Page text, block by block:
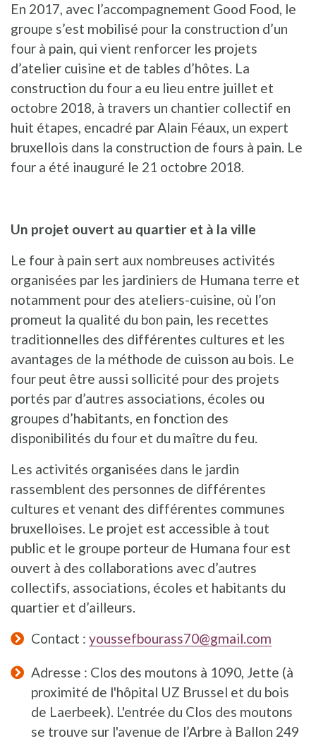
En 2017, avec l’accompagnement Good Food, le
groupe s’est mobilisé pour la construction d’un
four à pain, qui vient renforcer les projets
d’atelier cuisine et de tables d’hôtes. La
construction du four a eu lieu entre juillet et
octobre 2018, à travers un chantier collectif en
huit étapes, encadré par Alain Féaux, un expert
bruxellois dans la construction de fours à pain. Le
four a été inauguré le 21 octobre 2018.
Un projet ouvert au quartier et à la ville
Le four à pain sert aux nombreuses activités
organisées par les jardiniers de Humana terre et
notamment pour des ateliers-cuisine, où l’on
promeut la qualité du bon pain, les recettes
traditionnelles des différentes cultures et les
avantages de la méthode de cuisson au bois. Le
four peut être aussi sollicité pour des projets
portés par d’autres associations, écoles ou
groupes d’habitants, en fonction des
disponibilités du four et du maître du feu.
Les activités organisées dans le jardin
rassemblent des personnes de différentes
cultures et venant des différentes communes
bruxelloises. Le projet est accessible à tout
public et le groupe porteur de Humana four est
ouvert à des collaborations avec d’autres
collectifs, associations, écoles et habitants du
quartier et d’ailleurs.
Contact : youssefbourass70@gmail.com
Adresse : Clos des moutons à 1090, Jette (à
proximité de l'hôpital UZ Brussel et du bois
de Laerbeek). L'entrée du Clos des moutons
se trouve sur l'avenue de l’Arbre à Ballon 249